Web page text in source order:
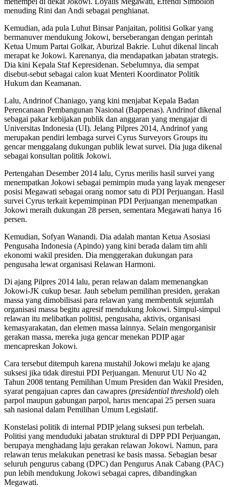
menuding Rini dan Andi sebagai penghianat.
Kemudian, ada pula Luhut Binsar Panjaitan, politisi Golkar yang
bermanuver mendukung Jokowi, berseberangan dengan perintah
Ketua Umum Partai Golkar, Aburizal Bakrie. Luhut dikenal lincah
merapat ke Jokowi. Karenanya, dia mendapatkan jabatan strategis.
Dia kini Kepala Staf Kepresidenan. Sebelumnya, dia sempat
disebut-sebut sebagai calon kuat Menteri Koordinator Politik
Hukum dan Keamanan.
Lalu, Andrinof Chaniago, yang kini menjabat Kepala Badan
Perencanaan Pembangunan Nasional (Bappenas). Andrinof dikenal
sebagai pakar kebijakan publik dan anggaran yang mengajar di
Universitas Indonesia (UI). Jelang Pilpres 2014, Andrinof yang
merupakan pendiri lembaga survei Cyrus Surveyors Groups itu
gencar menggalang dukungan publik lewat survei. Dia juga dikenal
sebagai konsultan politik Jokowi.
Pertengahan Desember 2014 lalu, Cyrus merilis hasil survei yang
menempatkan Jokowi sebagai pemimpin muda yang layak mengeser
posisi Megawati sebagai orang nomor satu di PDI Perjuangan. Hasil
survei Cyrus terkait kepemimpinan PDI Perjuangan menempatkan
Jokowi meraih dukungan 28 persen, sementara Megawati hanya 16
persen.
Kemudian, Sofyan Wanandi. Dia adalah mantan Ketua Asosiasi
Pengusaha Indonesia (Apindo) yang kini berada dalam tim ahli
ekonomi wakil presiden. Dia menggerakan dukungan para
pengusaha lewat organisasi Relawan Harmoni.
Di ajang Pilpres 2014 lalu, peran relawan dalam memenangkan
Jokowi-JK cukup besar. Jauh sebelum pemilihan presiden, gerakan
massa yang dimobilisasi para relawan yang membentuk sejumlah
organisasi massa begitu agresif mendukung Jokowi. Simpul-simpul
relawan itu melibatkan politisi, pengusaha, aktivis, organisasi
kemasyarakatan, dan elemen massa lainnya. Selain mengorganisir
gerakan massa, mereka juga gencar menekan PDIP agar
mencapreskan Jokowi.
Cara tersebut ditempuh karena mustahil Jokowi melaju ke ajang
suksesi jika tidak direstui PDI Perjuangan. Menurut UU No 42
Tahun 2008 tentang Pemilihan Umum Presiden dan Wakil Presiden,
syarat pengajuan capres dan cawapres (presidential threshold) oleh
parpol maupun gabungan parpol, harus mencapai 25 persen suara
sah nasional dalam Pemilihan Umum Legislatif.
Konstelasi politik di internal PDIP jelang suksesi pun terbelah.
Politisi yang menduduki jabatan struktural di DPP PDI Perjuangan,
berupaya menghadang laju gerakan relawan Jokowi. Namun, para
relawan terus melakukan penetrasi ke basis massa. Sebagian besar
seluruh pengurus cabang (DPC) dan Pengurus Anak Cabang (PAC)
pun lebih mendukung Jokowi sebagai capres, dibandingkan
Megawati.